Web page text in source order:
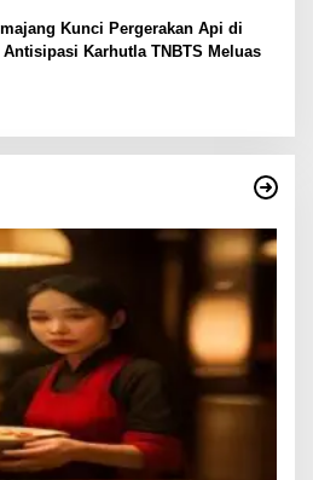
Kunci Pergerakan Api di
Antisipasi Karhutla TNBTS Meluas